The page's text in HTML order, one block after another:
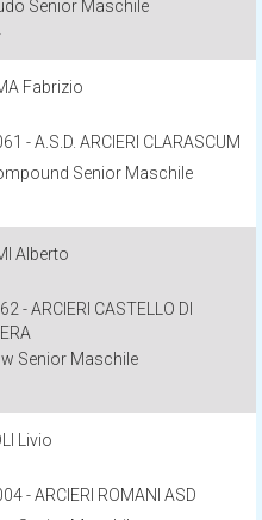
Senior Maschile
Fabrizio
- A.S.D. ARCIERI CLARASCUM
Senior Maschile
Alberto
- ARCIERI CASTELLO DI
Senior Maschile
Livio
- ARCIERI ROMANI ASD